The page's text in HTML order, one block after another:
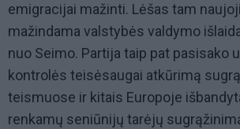
emigracijai mažinti. Lėšas tam
mažindama valstybės valdymo
nuo Seimo. Partija taip pat pasisako
kontrolės teisėsaugai atkūrimą
teismuose ir kitais Europoje
renkamų seniūnijų tarėjų